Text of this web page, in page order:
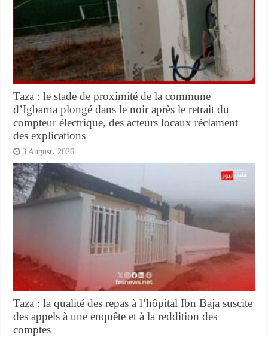
Taza : le stade de proximité de la commune
d’Igbarna plongé dans le noir après le retrait du
compteur électrique, des acteurs locaux réclament
des explications
3 August، 2026
Taza : la qualité des repas à l’hôpital Ibn Baja suscite
des appels à une enquête et à la reddition des
comptes